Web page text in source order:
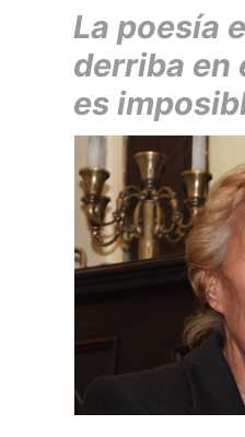
La poesía
derriba en
es